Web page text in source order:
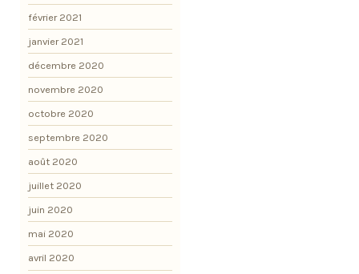
février 2021
janvier 2021
décembre 2020
novembre 2020
octobre 2020
septembre 2020
août 2020
juillet 2020
juin 2020
mai 2020
avril 2020